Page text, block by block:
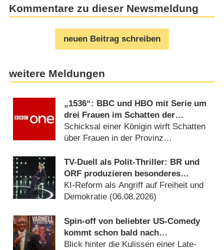
Kommentare zu dieser Newsmeldung
neuen Beitrag schreiben
weitere Meldungen
„1536“: BBC und HBO mit Serie um
drei Frauen im Schatten der
Verhaftung von Anne Boleyn
Schicksal einer Königin wirft Schatten
über Frauen in der Provinz
TV-Duell als Polit-Thriller: BR und
ORF produzieren besonderes
Fernseh-Kammerspiel
KI-Reform als Angriff auf Freiheit und
Demokratie (06.08.2026)
Spin-off von beliebter US-Comedy
kommt schon bald nach
Deutschland
Blick hinter die Kulissen einer Late-